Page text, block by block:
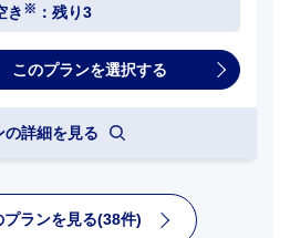
き ※ ：残り3
の詳細を見る
プランを見る(38件)